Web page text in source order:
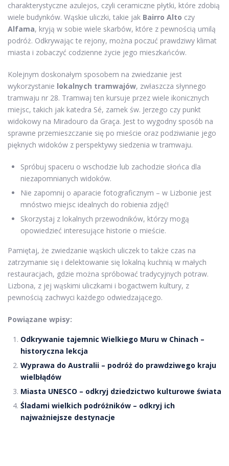
charakterystyczne azulejos, czyli ceramiczne płytki, które zdobią
wiele budynków. Wąskie uliczki, takie jak Bairro Alto czy
Alfama, kryją w sobie wiele skarbów, które z pewnością umilą
podróż. Odkrywając te rejony, można poczuć prawdziwy klimat
miasta i zobaczyć codzienne życie jego mieszkańców.
Kolejnym doskonałym sposobem na zwiedzanie jest
wykorzystanie lokalnych tramwajów, zwłaszcza słynnego
tramwaju nr 28. Tramwaj ten kursuje przez wiele ikonicznych
miejsc, takich jak katedra Sé, zamek św. Jerzego czy punkt
widokowy na Miradouro da Graça. Jest to wygodny sposób na
sprawne przemieszczanie się po mieście oraz podziwianie jego
pięknych widoków z perspektywy siedzenia w tramwaju.
Spróbuj spaceru o wschodzie lub zachodzie słońca dla
niezapomnianych widoków.
Nie zapomnij o aparacie fotograficznym – w Lizbonie jest
mnóstwo miejsc idealnych do robienia zdjęć!
Skorzystaj z lokalnych przewodników, którzy mogą
opowiedzieć interesujące historie o mieście.
Pamiętaj, że zwiedzanie wąskich uliczek to także czas na
zatrzymanie się i delektowanie się lokalną kuchnią w małych
restauracjach, gdzie można spróbować tradycyjnych potraw.
Lizbona, z jej wąskimi uliczkami i bogactwem kultury, z
pewnością zachwyci każdego odwiedzającego.
Powiązane wpisy:
Odkrywanie tajemnic Wielkiego Muru w Chinach –
historyczna lekcja
Wyprawa do Australii – podróż do prawdziwego kraju
wielbłądów
Miasta UNESCO – odkryj dziedzictwo kulturowe świata
Śladami wielkich podróżników – odkryj ich
najważniejsze destynacje